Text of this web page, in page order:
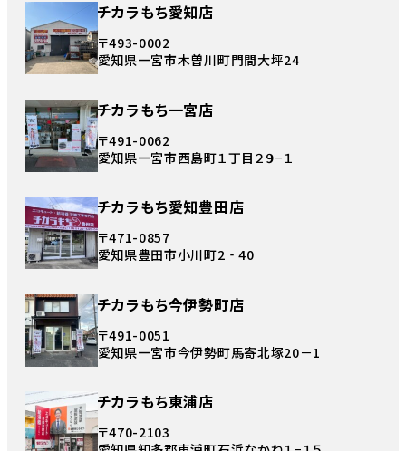
チカラもち愛知店
〒493-0002
愛知県一宮市木曽川町門間大坪24
チカラもち一宮店
〒491-0062
愛知県一宮市西島町１丁目２９−１
チカラもち愛知豊田店
〒471-0857
愛知県豊田市小川町2‐40
チカラもち今伊勢町店
〒491-0051
愛知県一宮市今伊勢町馬寄北塚20－1
チカラもち東浦店
〒470-2103